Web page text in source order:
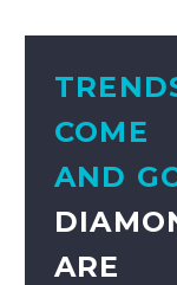
COME
AND
ARE